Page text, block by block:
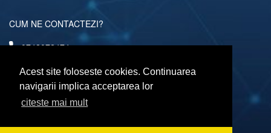
Acest site foloseste cookies. Continuarea
navigarii implica acceptarea lor
citeste mai mult
CUM NE CONTACTEZI?
0742072474
comenzi@computerescu.ro
URMARESTE-NE SI PE